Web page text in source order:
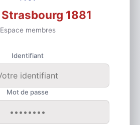
1881
Espace membres
Identifiant
Mot de passe